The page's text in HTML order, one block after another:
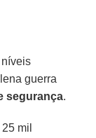
guerra
segurança.
mil